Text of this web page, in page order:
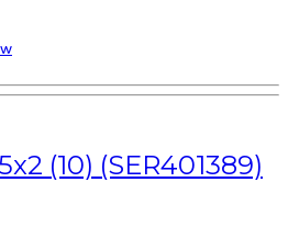
(10) (SER401389)